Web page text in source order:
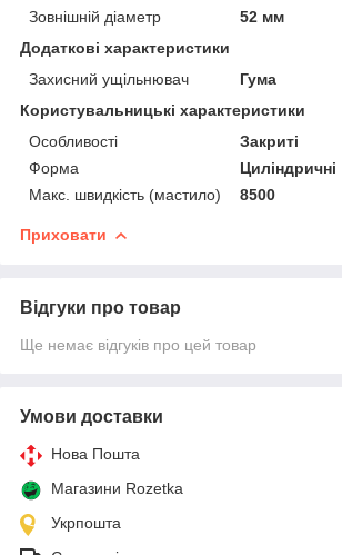
Зовнішній діаметр
52 мм
Додаткові характеристики
Захисний ущільнювач
Гума
Користувальницькі характеристики
Особливості
Закриті
Форма
Циліндричні
Макс. швидкість (мастило)
8500
Приховати
Відгуки про товар
Ще немає відгуків про цей товар
Умови доставки
Нова Пошта
Магазини Rozetka
Укрпошта